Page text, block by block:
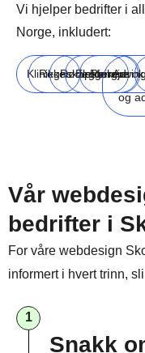
Vi hjelper bedrifter i
Norge, inkludert:
Klinikker
Regnskapsførere
Rørleggere
Elektrikere
og
Vår
bedrifter i
For våre webdesign
informert i hvert trinn,
1
Snakk